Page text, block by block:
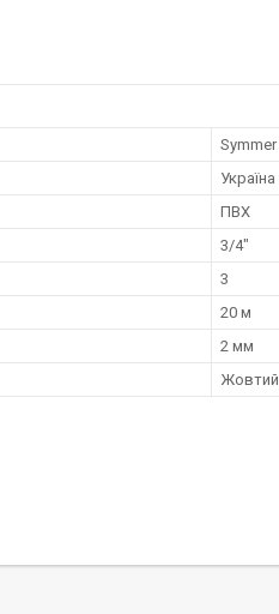
Symmer
Україна
ПВХ
3/4"
3
20 м
2 мм
Жовтий